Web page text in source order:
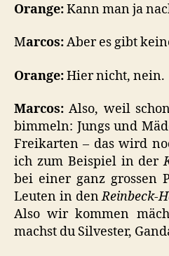
Orange:Kann man ja
Marcos:Aber es gibt
Orange:Hier nicht, nein.
Marcos: Also, weil
bimmeln: Jungs und
Freikarten – das wird
ich zum Beispiel in der
bei einer ganz grossen
Leuten in denReinbeck-
Also wir kommen
machst du Silvester,